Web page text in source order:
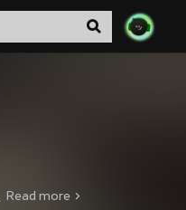
Read more